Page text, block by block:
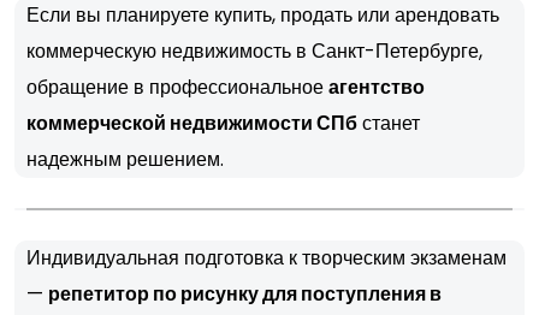
Если вы планируете купить, продать или арендовать
коммерческую недвижимость в Санкт-Петербурге,
обращение в профессиональноеагентство
коммерческой недвижимости СПбстанет
надежным решением.
Индивидуальная подготовка к творческим экзаменам
— репетитор по рисунку для поступления в